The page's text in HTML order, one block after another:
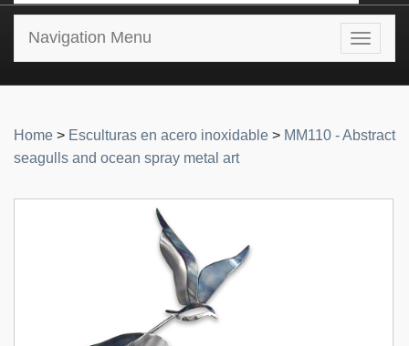
Toggle
Navigation Menu
Home > Esculturas en acero inoxidable > MM110 - Abstract
seagulls and ocean spray metal art